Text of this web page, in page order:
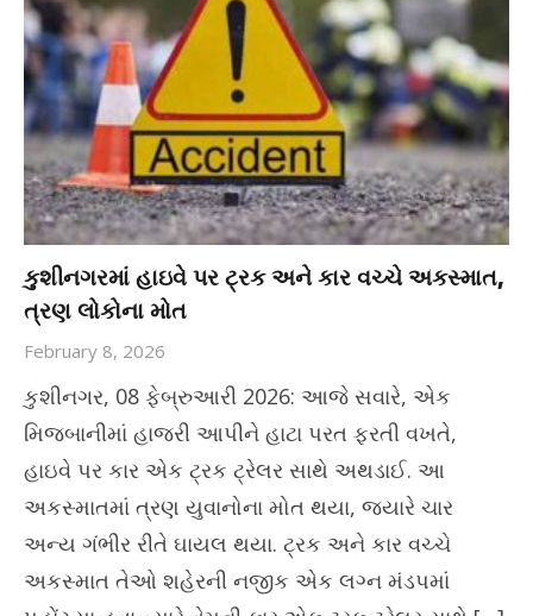
કુશીનગરમાં હાઇવે પર ટ્રક અને કાર વચ્ચે અકસ્માત,
ત્રણ લોકોના મોત
February 8, 2026
કુશીનગર, 08 ફેબ્રુઆરી 2026: આજે સવારે, એક
મિજબાનીમાં હાજરી આપીને હાટા પરત ફરતી વખતે,
હાઇવે પર કાર એક ટ્રક ટ્રેલર સાથે અથડાઈ. આ
અકસ્માતમાં ત્રણ યુવાનોના મોત થયા, જ્યારે ચાર
અન્ય ગંભીર રીતે ઘાયલ થયા. ટ્રક અને કાર વચ્ચે
અકસ્માત તેઓ શહેરની નજીક એક લગ્ન મંડપમાં